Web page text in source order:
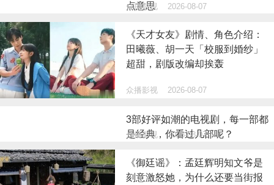
点意思
众播影视 2026-08-07
《天才女友》剧情、角色介绍：
田曦薇、胡一天「校服到婚纱」
超甜，剧版改编却挨轰
众播影视 2026-08-07
3部好评如潮的电视剧，每一部都
是经典，你看过几部呢？
众播影视 2026-08-07
《御廷谣》：孟廷辉明知文爷是
刻意激怒她，为什么还要当街报